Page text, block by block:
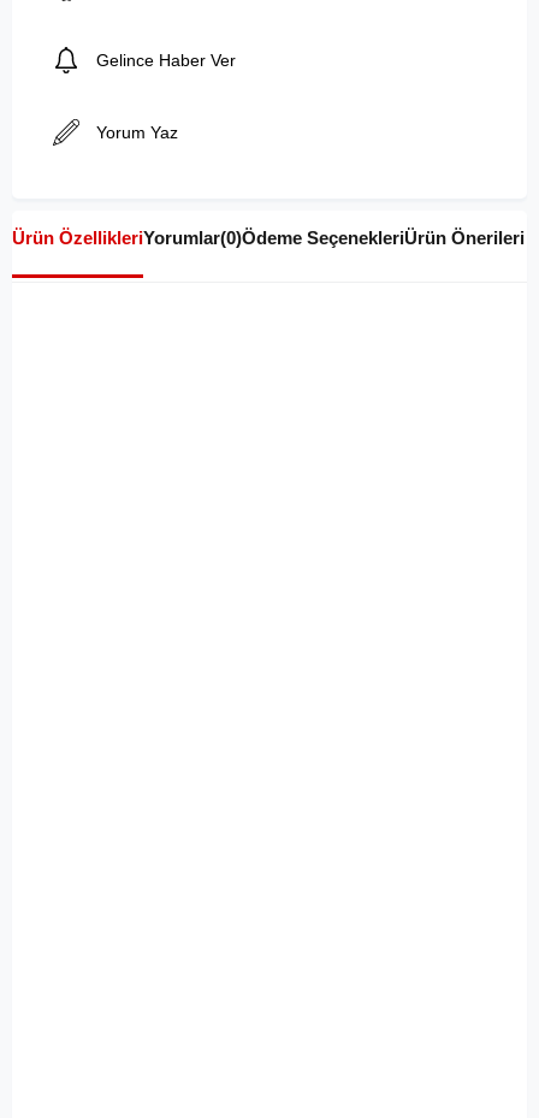
Gelince Haber Ver
Yorum Yaz
Ürün ÖzellikleriYorumlar(0)Ödeme SeçenekleriÜrün Önerileri